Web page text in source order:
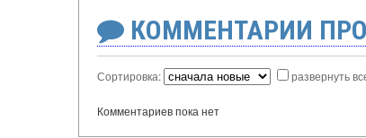
КОММЕНТАРИИ
Сортировка: развернуть
Комментариев пока нет